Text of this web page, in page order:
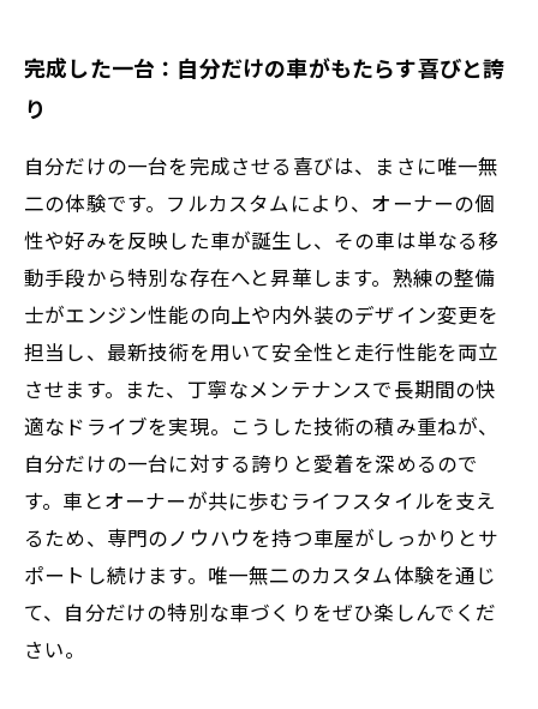
完成した一台：自分だけの車がもたらす喜びと誇
り
自分だけの一台を完成させる喜びは、まさに唯一無
二の体験です。フルカスタムにより、オーナーの個
性や好みを反映した車が誕生し、その車は単なる移
動手段から特別な存在へと昇華します。熟練の整備
士がエンジン性能の向上や内外装のデザイン変更を
担当し、最新技術を用いて安全性と走行性能を両立
させます。また、丁寧なメンテナンスで長期間の快
適なドライブを実現。こうした技術の積み重ねが、
自分だけの一台に対する誇りと愛着を深めるので
す。車とオーナーが共に歩むライフスタイルを支え
るため、専門のノウハウを持つ車屋がしっかりとサ
ポートし続けます。唯一無二のカスタム体験を通じ
て、自分だけの特別な車づくりをぜひ楽しんでくだ
さい。